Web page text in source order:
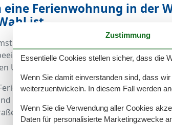
eine Ferienwohnung in der
ist
zählt zu den bekanntesten und
Bädervillen, sondern auch
Urlaub mit Hund.
aus erreichen Sie in
und die lebendige Promenade. Viele
heißen auch Ihre vierbeinigen
Zustimmung
Essentielle Cookies stellen sicher, dass die
Wenn Sie damit einverstanden sind, dass
weiterzuentwickeln. In diesem Fall werden
Wenn Sie die Verwendung aller Cookies
Daten für personalisierte Marketingzwecke